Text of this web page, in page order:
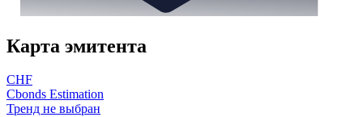
Карта эмитента
CHF
Cbonds Estimation
Тренд не выбран